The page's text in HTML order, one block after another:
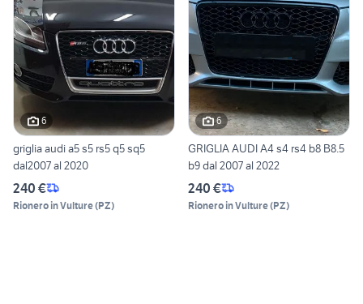
6
griglia audi a5 s5 rs5 q5 sq5
dal2007 al 2020
240 €
Rionero in Vulture(PZ)
6
GRIGLIA AUDI A4 s4 rs4 b8 B8.5
b9 dal 2007 al 2022
240 €
Rionero in Vulture(PZ)